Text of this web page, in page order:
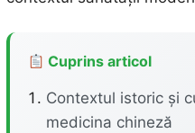
Cuprins articol
Contextul istoric și
medicina chineză